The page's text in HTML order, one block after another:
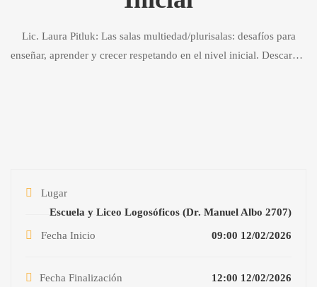
Lic. Laura Pitluk: Las salas multiedad/plurisalas: desafíos para
enseñar, aprender y crecer respetando en el nivel inicial. Descargar
Lugar
Escuela y Liceo Logosóficos (Dr. Manuel Albo 2707)
Fecha Inicio 09:00 12/02/2026
Fecha Finalización 12:00 12/02/2026